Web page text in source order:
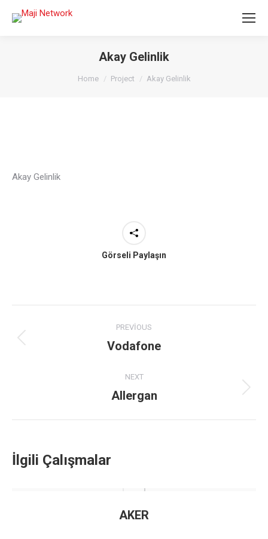
Akay Gelinlik
You are here:
Home Project Akay Gelinlik
Akay Gelinlik
Görseli Paylaşın
navigation
PREVIOUS
Previous
Vodafone
NEXT
Next
Allergan
İlgili Çalışmalar
AKER